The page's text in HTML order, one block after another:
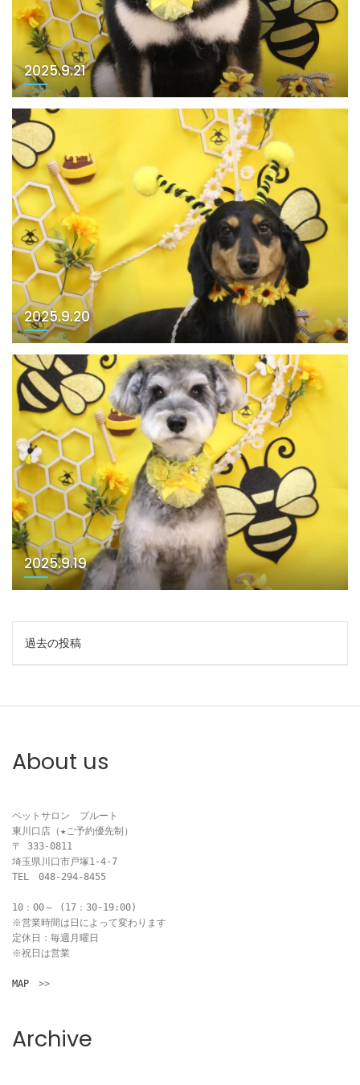
2025.9.21
2025.9.20
2025.9.19
投
稿
ナ
ゲ
ー
シ
ョ
ン
過去の投稿
About us
ペットサロン　プルート
東川口店（★ご予約優先制）
〒 333-0811
埼玉県川口市戸塚1-4-7
TEL　048-294-8455
10：00～ (17：30-19:00)
※営業時間は日によって変わります
定休日：毎週月曜日
※祝日は営業
MAP >>
Archive